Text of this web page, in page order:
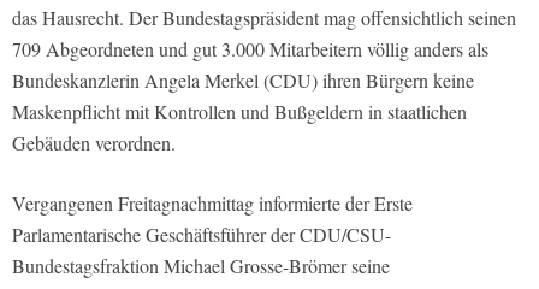
das Hausrecht. Der Bundestagspräsident mag offensichtlich seinen
709 Abgeordneten und gut 3.000 Mitarbeitern völlig anders als
Bundeskanzlerin Angela Merkel (CDU) ihren Bürgern keine
Maskenpflicht mit Kontrollen und Bußgeldern in staatlichen
Gebäuden verordnen.
Vergangenen Freitagnachmittag informierte der Erste
Parlamentarische Geschäftsführer der CDU/CSU-
Bundestagsfraktion Michael Grosse-Brömer seine